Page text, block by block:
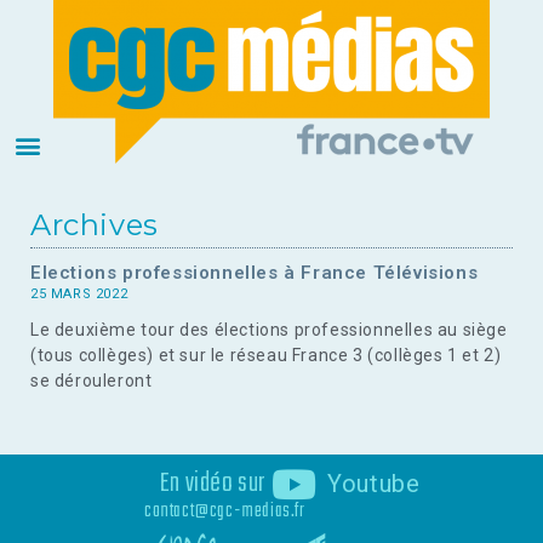
Archives
Elections professionnelles à France Télévisions
25 MARS 2022
Le deuxième tour des élections professionnelles au siège
(tous collèges) et sur le réseau France 3 (collèges 1 et 2)
se dérouleront
En vidéo sur Youtube
contact@cgc-medias.fr